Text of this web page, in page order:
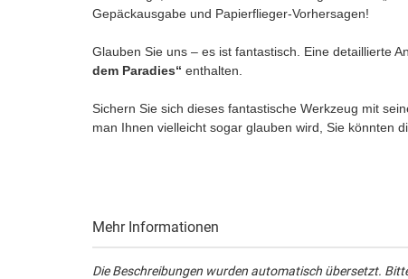
Gepäckausgabe und Papierflieger-Vorhersagen!
Glauben Sie uns – es ist fantastisch. Eine detaillierte
dem Paradies“ enthalten.
Sichern Sie sich dieses fantastische Werkzeug mit
man Ihnen vielleicht sogar glauben wird, Sie könnten
Mehr Informationen
Die Beschreibungen wurden automatisch übersetzt.